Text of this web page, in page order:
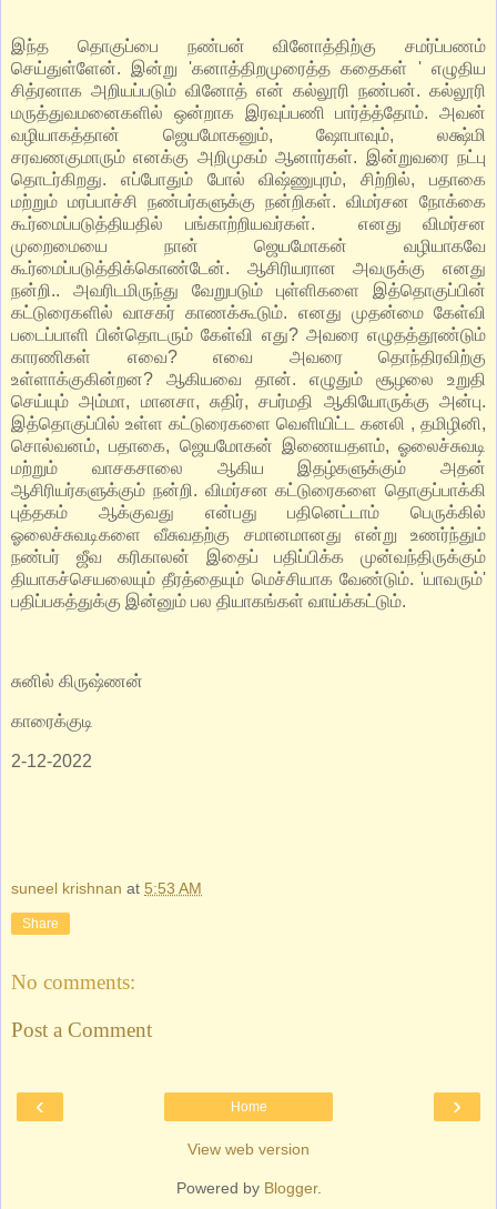
இந்த தொகுப்பை நண்பன் வினோத்திற்கு சமர்ப்பணம்
செய்துள்ளேன். இன்று 'கனாத்திறமுரைத்த கதைகள் ' எழுதிய
சித்ரனாக அறியப்படும் வினோத் என் கல்லூரி நண்பன். கல்லூரி
மருத்துவமனைகளில் ஒன்றாக இரவுப்பணி பார்த்த்தோம். அவன்
வழியாகத்தான் ஜெயமோகனும், ஷோபாவும், லக்ஷ்மி
சரவணகுமாரும் எனக்கு அறிமுகம் ஆனார்கள். இன்றுவரை நட்பு
தொடர்கிறது. எப்போதும் போல் விஷ்ணுபுரம், சிற்றில், பதாகை
மற்றும் மரப்பாச்சி நண்பர்களுக்கு நன்றிகள். விமர்சன நோக்கை
கூர்மைப்படுத்தியதில் பங்காற்றியவர்கள். எனது விமர்சன
முறைமையை நான் ஜெயமோகன் வழியாகவே
கூர்மைப்படுத்திக்கொண்டேன். ஆசிரியரான அவருக்கு எனது
நன்றி.. அவரிடமிருந்து வேறுபடும் புள்ளிகளை இத்தொகுப்பின்
கட்டுரைகளில் வாசகர் காணக்கூடும். எனது முதன்மை கேள்வி
படைப்பாளி பின்தொடரும் கேள்வி எது? அவரை எழுதத்தூண்டும்
காரணிகள் எவை? எவை அவரை தொந்திரவிற்கு
உள்ளாக்குகின்றன? ஆகியவை தான். எழுதும் சூழலை உறுதி
செய்யும் அம்மா, மானசா, சுதிர், சபர்மதி ஆகியோருக்கு அன்பு.
இத்தொகுப்பில் உள்ள கட்டுரைகளை வெளியிட்ட கனலி , தமிழினி,
சொல்வனம், பதாகை, ஜெயமோகன் இணையதளம், ஓலைச்சுவடி
மற்றும் வாசகசாலை ஆகிய இதழ்களுக்கும் அதன்
ஆசிரியர்களுக்கும் நன்றி. விமர்சன கட்டுரைகளை தொகுப்பாக்கி
புத்தகம் ஆக்குவது என்பது பதினெட்டாம் பெருக்கில்
ஓலைச்சுவடிகளை வீசுவதற்கு சமானமானது என்று உணர்ந்தும்
நண்பர் ஜீவ கரிகாலன் இதைப் பதிப்பிக்க முன்வந்திருக்கும்
தியாகச்செயலையும் தீரத்தையும் மெச்சியாக வேண்டும். 'யாவரும்'
பதிப்பகத்துக்கு இன்னும் பல தியாகங்கள் வாய்க்கட்டும்.
சுனில் கிருஷ்ணன்
காரைக்குடி
2-12-2022
suneel krishnan at 5:53 AM
Share
No comments:
Post a Comment
‹ ›
Home
View web version
Powered by Blogger.